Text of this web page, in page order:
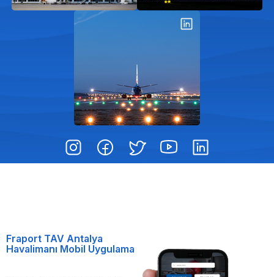
Fraport TAV Antalya
Havalimanı Mobil Uygulama